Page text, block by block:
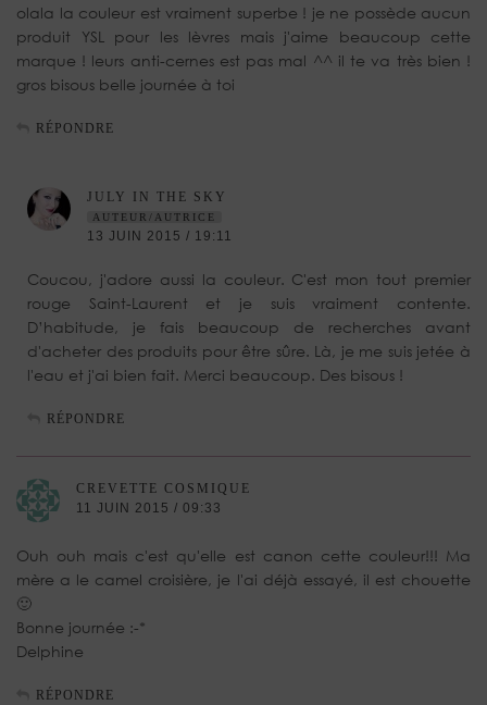
olala la couleur est vraiment superbe ! je ne possède aucun
produit YSL pour les lèvres mais j'aime beaucoup cette
marque ! leurs anti-cernes est pas mal ^^ il te va très bien !
gros bisous belle journée à toi
RÉPONDRE
JULY IN THE SKY
AUTEUR/AUTRICE
13 JUIN 2015 / 19:11
Coucou, j'adore aussi la couleur. C'est mon tout premier
rouge Saint-Laurent et je suis vraiment contente.
D’habitude, je fais beaucoup de recherches avant
d'acheter des produits pour être sûre. Là, je me suis jetée à
l'eau et j'ai bien fait. Merci beaucoup. Des bisous !
RÉPONDRE
CREVETTE COSMIQUE
11 JUIN 2015 / 09:33
Ouh ouh mais c'est qu'elle est canon cette couleur!!! Ma
mère a le camel croisière, je l'ai déjà essayé, il est chouette
🙂
Bonne journée :-*
Delphine
RÉPONDRE